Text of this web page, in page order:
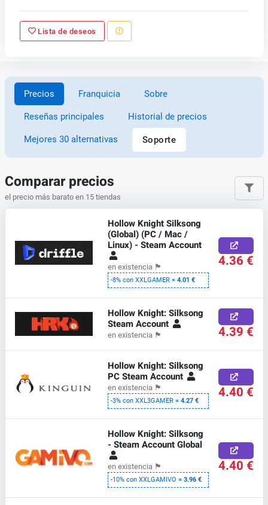
Lista de deseos
Precios Franquicia Sobre
Reseñas principales Historial de precios
Mejores 30 alternativas Soporte
Comparar precios
el precio más barato en 15 tiendas
Hollow Knight Silksong
(Global) (PC / Mac /
Linux) - Steam Account
en existencia 🏴
-8% con XXLGAMER =4.01 €
4.36 €
Hollow Knight: Silksong
Steam Account
en existencia 🏴 4.39 €
Hollow Knight: Silksong
PC Steam Account
en existencia 🏴
-3% con XXL3GAMER =4.27 € 4.40 €
Hollow Knight: Silksong
- Steam Account Global
en existencia 🏴
-10% con XXLGAMIVO =3.96 €
4.40 €